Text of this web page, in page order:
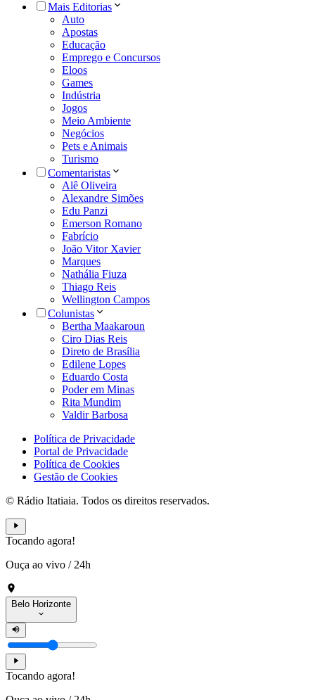
Mais Editorias
Auto
Apostas
Educação
Emprego e Concursos
Eloos
Games
Indústria
Jogos
Meio Ambiente
Negócios
Pets e Animais
Turismo
Comentaristas
Alê Oliveira
Alexandre Simões
Edu Panzi
Emerson Romano
Fabrício
João Vitor Xavier
Marques
Nathália Fiuza
Thiago Reis
Wellington Campos
Colunistas
Bertha Maakaroun
Ciro Dias Reis
Direto de Brasília
Edilene Lopes
Eduardo Costa
Poder em Minas
Rita Mundim
Valdir Barbosa
Política de Privacidade
Portal de Privacidade
Política de Cookies
Gestão de Cookies
© Rádio Itatiaia. Todos os direitos reservados.
Tocando agora!
Ouça ao vivo / 24h
Belo Horizonte
Tocando agora!